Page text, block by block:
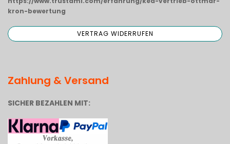
kron-bewertung
Zahlung & Versand
SICHER BEZAHLEN MIT: